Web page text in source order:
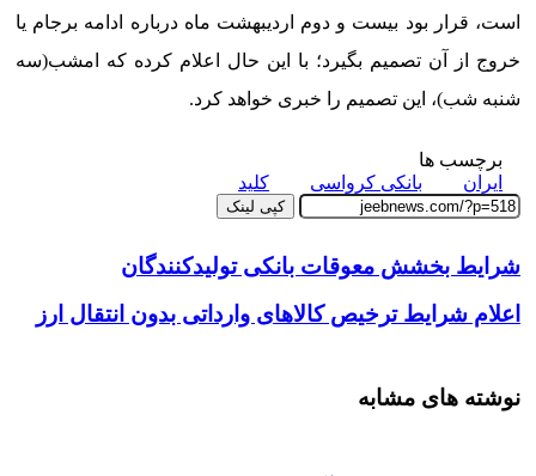
است، قرار بود بیست و دوم اردیبهشت ماه درباره ادامه برجام یا
خروج از آن تصمیم بگیرد؛ با این حال اعلام کرده که امشب(سه
شنبه شب)، این تصمیم را خبری خواهد کرد.
برچسب ها
ایران
بانکی کرواسی کلید
کپی لینک
شرایط بخشش معوقات بانکی تولیدکنندگان
اعلام شرایط ترخیص کالاهای وارداتی بدون انتقال ارز
نوشته های مشابه